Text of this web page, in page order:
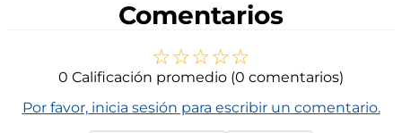
Comentarios
☆☆☆☆☆
0 Calificación promedio (0 comentarios)
Por favor, inicia sesión para escribir un comentario.